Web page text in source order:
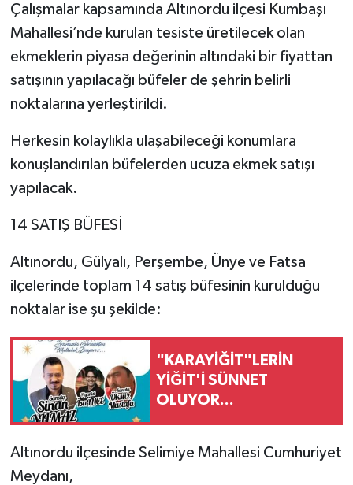
Çalışmalar kapsamında Altınordu ilçesi Kumbaşı
Mahallesi’nde kurulan tesiste üretilecek olan
ekmeklerin piyasa değerinin altındaki bir fiyattan
satışının yapılacağı büfeler de şehrin belirli
noktalarına yerleştirildi.
Herkesin kolaylıkla ulaşabileceği konumlara
konuşlandırılan büfelerden ucuza ekmek satışı
yapılacak.
14 SATIŞ BÜFESİ
Altınordu, Gülyalı, Perşembe, Ünye ve Fatsa
ilçelerinde toplam 14 satış büfesinin kurulduğu
noktalar ise şu şekilde:
"KARAYİĞİT"LERİN
YİĞİT'İ SÜNNET
OLUYOR...
Altınordu ilçesinde Selimiye Mahallesi Cumhuriyet
Meydanı,